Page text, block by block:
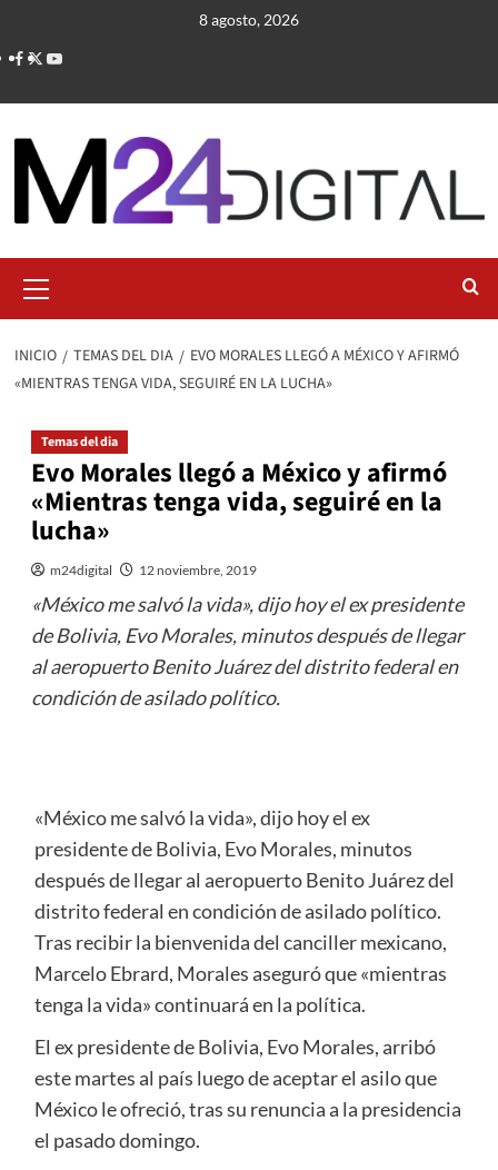
contenido
8 agosto, 2026
primario
INICIO TEMAS DEL DIA
EVO MORALES LLEGÓ A MÉXICO Y AFIRMÓ
«MIENTRAS TENGA VIDA, SEGUIRÉ EN LA LUCHA»
Temas del dia
Evo Morales llegó a México y afirmó
«Mientras tenga vida, seguiré en la
lucha»
m24digital 12 noviembre, 2019
«México me salvó la vida», dijo hoy el ex presidente
de Bolivia, Evo Morales, minutos después de llegar
al aeropuerto Benito Juárez del distrito federal en
condición de asilado político.
«México me salvó la vida», dijo hoy el ex
presidente de Bolivia, Evo Morales, minutos
después de llegar al aeropuerto Benito Juárez del
distrito federal en condición de asilado político.
Tras recibir la bienvenida del canciller mexicano,
Marcelo Ebrard, Morales aseguró que «mientras
tenga la vida» continuará en la política.
El ex presidente de Bolivia, Evo Morales, arribó
este martes al país luego de aceptar el asilo que
México le ofreció, tras su renuncia a la presidencia
el pasado domingo.